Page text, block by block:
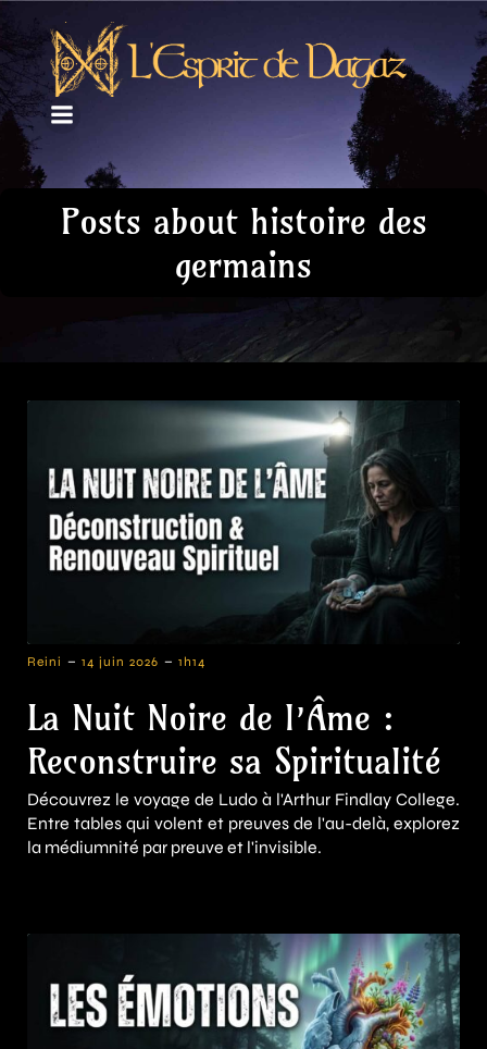
Posts about histoire des
germains
Reini - 14 juin 2026 - 1h14
La Nuit Noire de l’Âme :
Reconstruire sa Spiritualité
Découvrez le voyage de Ludo à l'Arthur Findlay College.
Entre tables qui volent et preuves de l'au-delà, explorez
la médiumnité par preuve et l'invisible.